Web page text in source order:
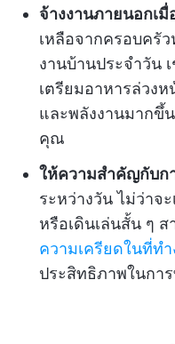
จ้างงานภายนอกเมื่
เหลือจากครอบครั
งานบ้านประจำวัน
เตรียมอาหารล่วง
และพลังงานมากขึ้
คุณ
ให้ความสำคัญกับก
ระหว่างวัน ไม่ว่าจ
หรือเดินเล่นสั้น ๆ
ความเครียดในที่ท
ประสิทธิภาพในกา